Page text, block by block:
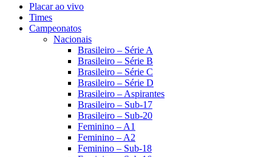
Placar ao vivo
Times
Campeonatos
Nacionais
Brasileiro – Série A
Brasileiro – Série B
Brasileiro – Série C
Brasileiro – Série D
Brasileiro – Aspirantes
Brasileiro – Sub-17
Brasileiro – Sub-20
Feminino – A1
Feminino – A2
Feminino – Sub-18